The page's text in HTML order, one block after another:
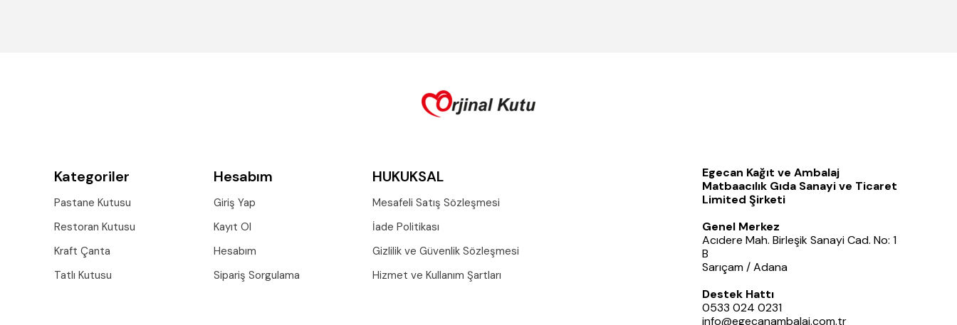
Kategoriler
Pastane Kutusu
Restoran Kutusu
Kraft Çanta
Tatlı Kutusu
Hesabım
Giriş Yap
Kayıt Ol
Hesabım
Sipariş Sorgulama
HUKUKSAL
Mesafeli Satış Sözleşmesi
İade Politikası
Gizlilik ve Güvenlik Sözleşmesi
Hizmet ve Kullanım Şartları
Egecan Kağıt ve Ambalaj
Matbaacılık Gıda Sanayi ve Ticaret
Limited Şirketi
Genel Merkez
Acıdere Mah. Birleşik Sanayi Cad. No: 1
B
Sarıçam / Adana
Destek Hattı
0533 024 0231
info@egecanambalaj.com.tr